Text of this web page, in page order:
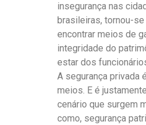
insegurança nas
brasileiras, tornou-
encontrar meios de
integridade do
estar dos
A segurança privada
meios. E é
cenário que surgem
como, segurança